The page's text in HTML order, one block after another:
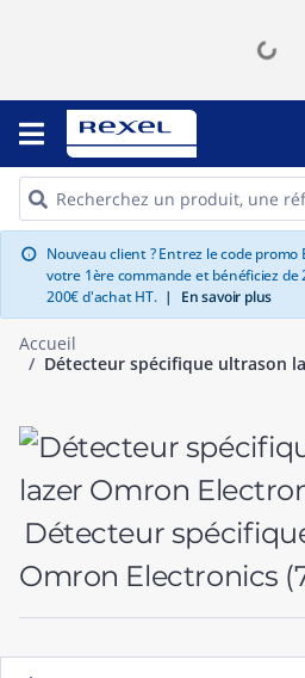
info Nouveau client ? Entrez le code promo
votre 1ère commande et bénéficiez de
200€ d'achat HT. | En savoir plus
Accueil
Détecteur spécifique ultrason
Détecteur
Omron Electronics